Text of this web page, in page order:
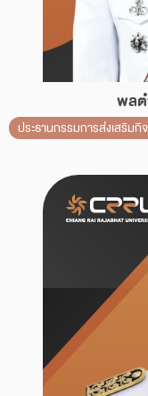
พลต
ประธานกรรมการส่งเสริม